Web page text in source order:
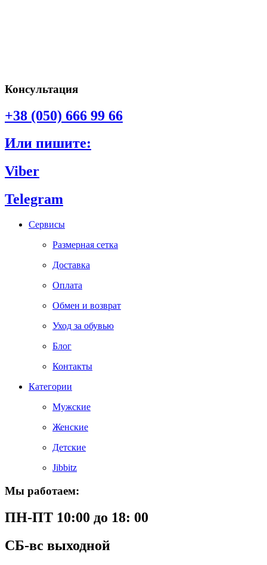
Консультация
+38 (050) 666 99 66
Или пишите:
Viber
Telegram
Сервисы
Размерная сетка
Доставка
Оплата
Обмен и возврат
Уход за обувью
Блог
Контакты
Категории
Мужские
Женские
Детские
Jibbitz
Мы работаем:
ПН-ПТ 10:00 до 18: 00
СБ-вс выходной